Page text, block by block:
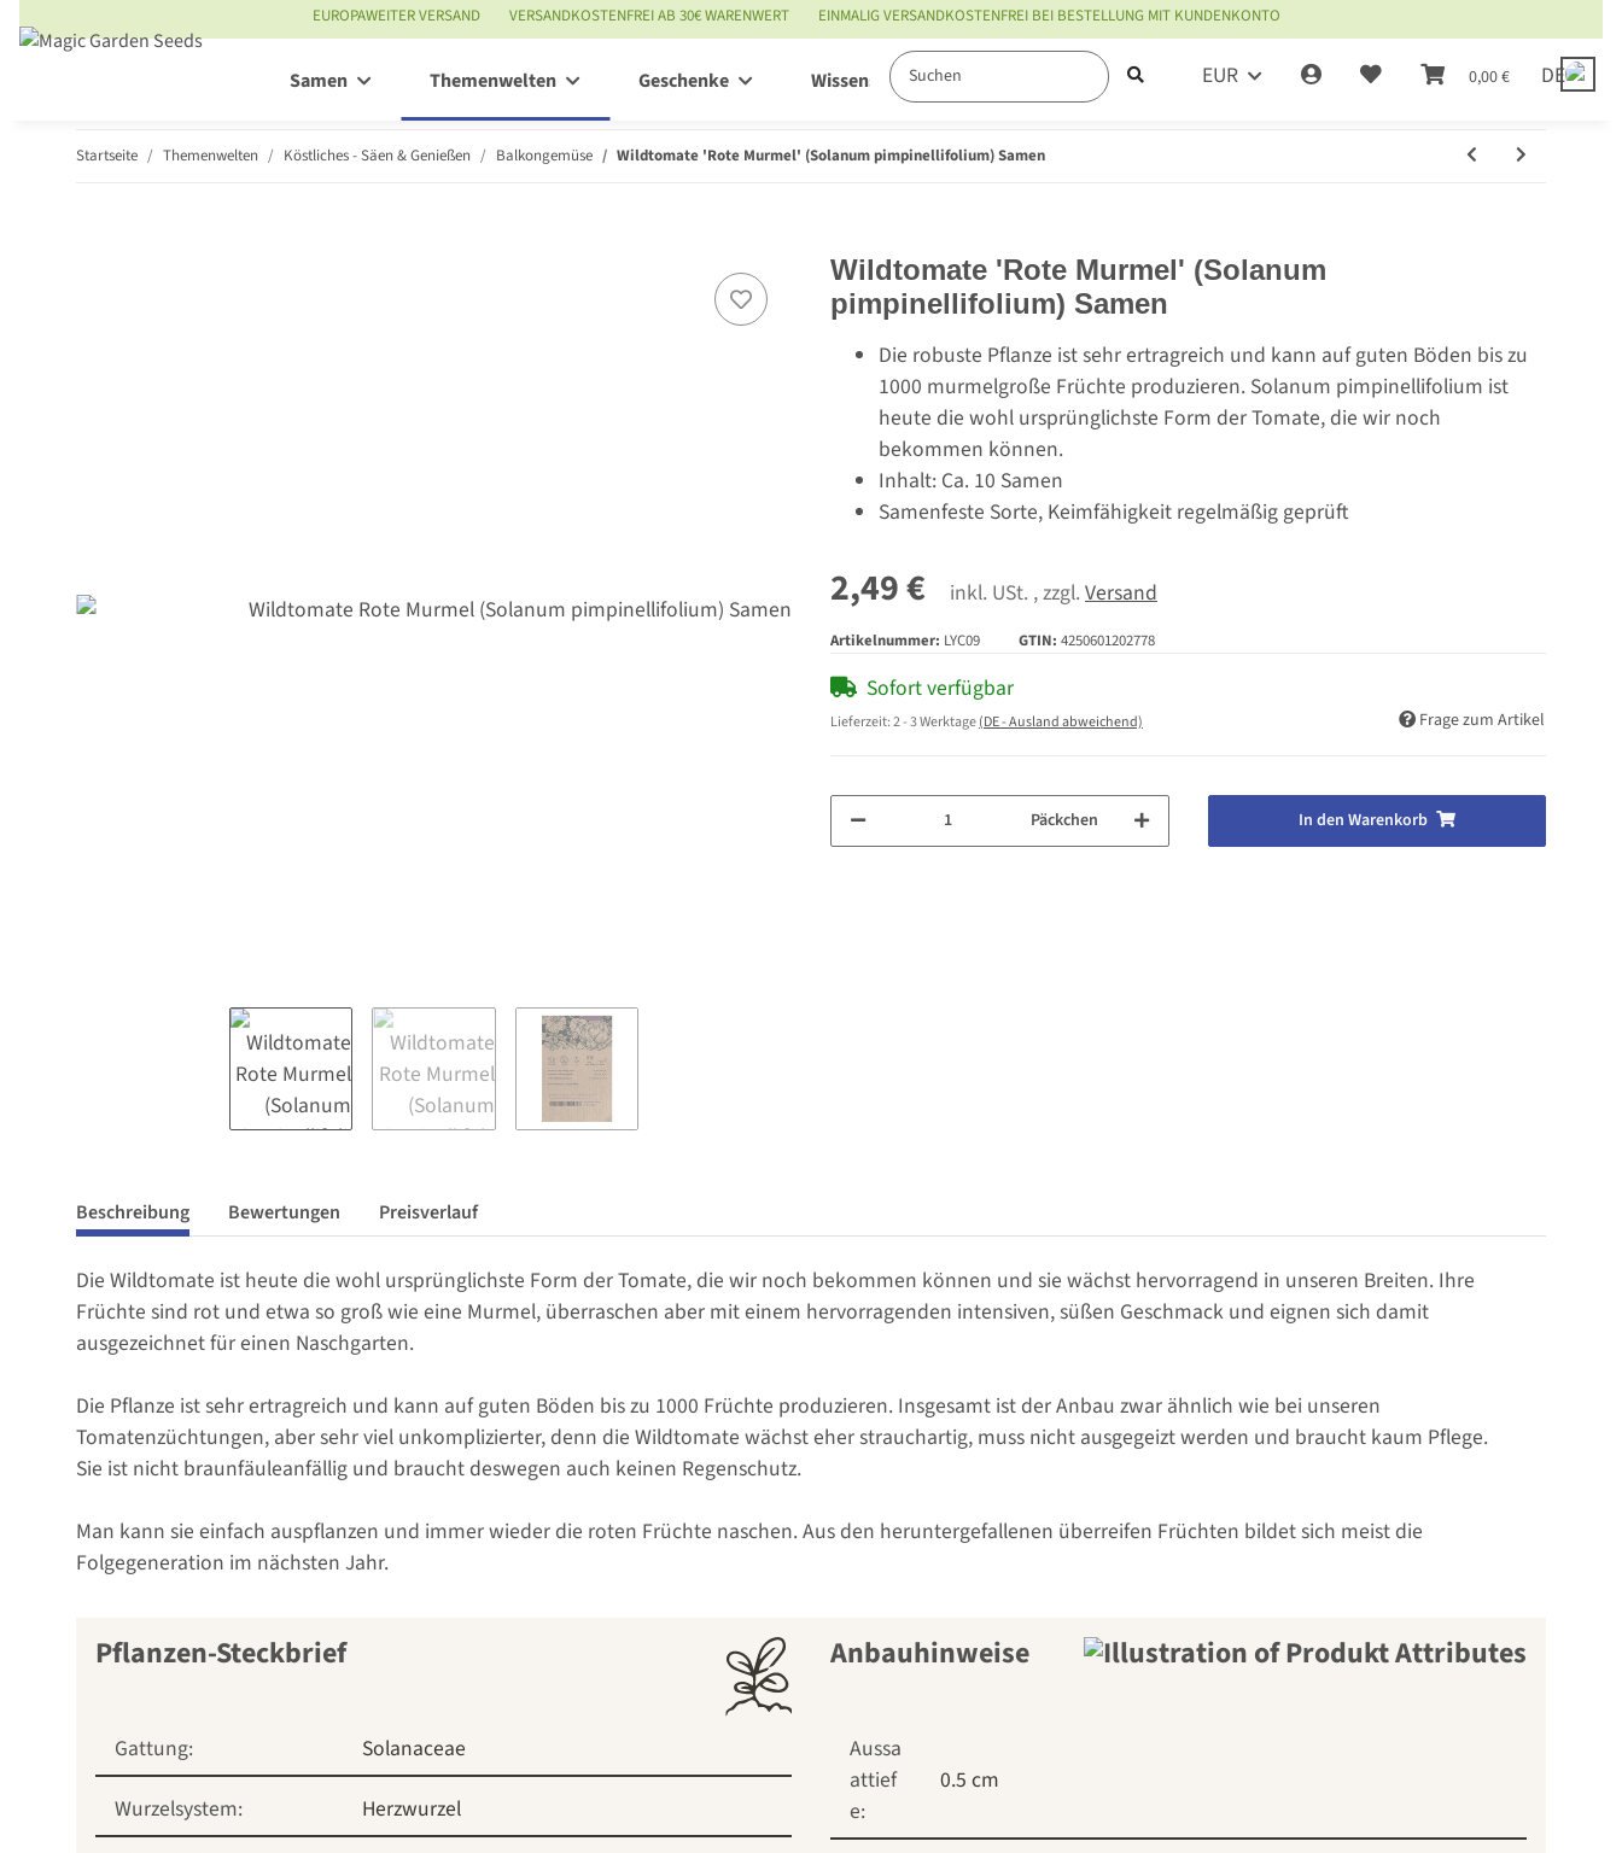
EUROPAWEITER VERSAND VERSANDKOSTENFREI AB 30€ WARENWERT EINMALIG VERSANDKOSTENFREI BEI BESTELLUNG MIT KUNDENKONTO
EUR 0,00 € DE
Samen Themenwelten Geschenke Wissenswertes
Startseite Themenwelten Köstliches - Säen & Genießen Balkongemüse Wildtomate 'Rote Murmel' (Solanum pimpinellifolium) Samen
Wildtomate 'Rote Murmel' (Solanum
pimpinellifolium) Samen
Die robuste Pflanze ist sehr ertragreich und kann auf guten Böden bis zu
1000 murmelgroße Früchte produzieren. Solanum pimpinellifolium ist
heute die wohl ursprünglichste Form der Tomate, die wir noch
bekommen können.
Inhalt: Ca. 10 Samen
Samenfeste Sorte, Keimfähigkeit regelmäßig geprüft
2,49 € inkl. USt. , zzgl. Versand
Artikelnummer: LYC09 GTIN: 4250601202778
Sofort verfügbar
Lieferzeit:2 - 3 Werktage(DE - Ausland abweichend) Frage zum Artikel
Päckchen In den Warenkorb
Beschreibung Bewertungen Preisverlauf
Die Wildtomate ist heute die wohl ursprünglichste Form der Tomate, die wir noch bekommen können und sie wächst hervorragend in unseren Breiten. Ihre
Früchte sind rot und etwa so groß wie eine Murmel, überraschen aber mit einem hervorragenden intensiven, süßen Geschmack und eignen sich damit
ausgezeichnet für einen Naschgarten.
Die Pflanze ist sehr ertragreich und kann auf guten Böden bis zu 1000 Früchte produzieren. Insgesamt ist der Anbau zwar ähnlich wie bei unseren
Tomatenzüchtungen, aber sehr viel unkomplizierter, denn die Wildtomate wächst eher strauchartig, muss nicht ausgegeizt werden und braucht kaum Pflege.
Sie ist nicht braunfäuleanfällig und braucht deswegen auch keinen Regenschutz.
Man kann sie einfach auspflanzen und immer wieder die roten Früchte naschen. Aus den heruntergefallenen überreifen Früchten bildet sich meist die
Folgegeneration im nächsten Jahr.
Pflanzen-Steckbrief
Gattung:
Solanaceae
Wurzelsystem:
Herzwurzel
Anbauhinweise
Aussa
attief
e:
0.5 cm